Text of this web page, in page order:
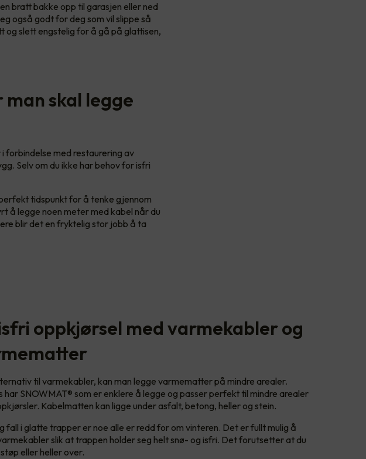
bratt bakke opp til garasjen eller ned
også godt for deg som vil slippe så
og slett engstelig for å gå på glattisen,
skal legge
forbindelse med restaurering av
Selv om du ikke har behov for isfri
tidspunkt for å tenke gjennom
å legge noen meter med kabel når du
blir det en fryktelig stor jobb å ta
oppkjørsel med varmekabler og
til varmekabler, kan man legge varmematter på mindre arealer.
har SNOWMAT® som er enklere å legge og passer perfekt til mindre arealer
Kabelmatten kan ligge under asfalt, betong, heller og stein.
fall i glatte trapper er noe alle er redd for om vinteren. Det er fullt mulig å
slik at trappen holder seg helt snø- og isfri. Det forutsetter at du
eller heller over.